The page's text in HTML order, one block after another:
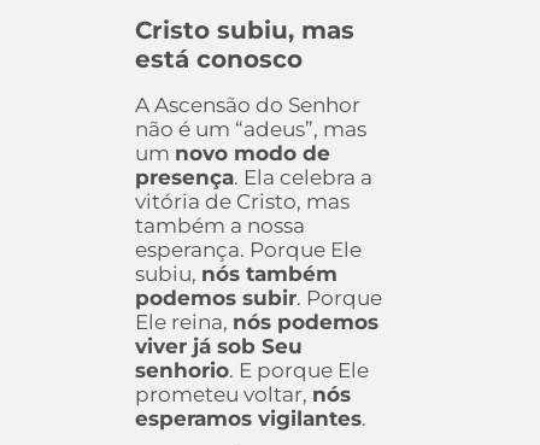
Cristo subiu, mas
está conosco
A Ascensão do Senhor
não é um “adeus”, mas
um novo modo de
presença. Ela celebra a
vitória de Cristo, mas
também a nossa
esperança. Porque Ele
subiu, nós também
podemos subir. Porque
Ele reina, nós podemos
viver já sob Seu
senhorio. E porque Ele
prometeu voltar, nós
esperamos vigilantes.